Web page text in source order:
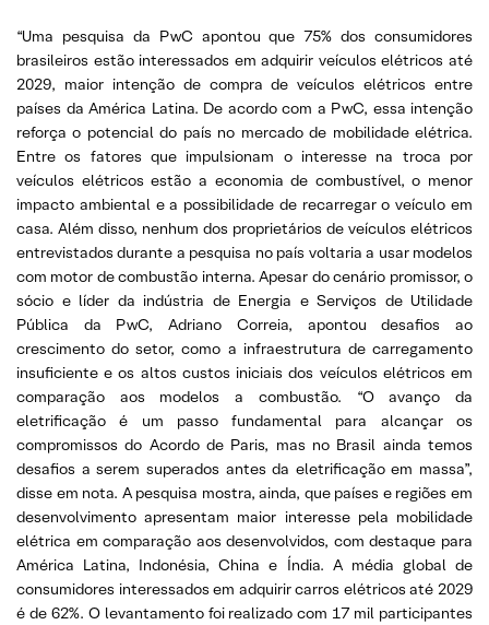
“Uma pesquisa da PwC apontou que 75% dos consumidores
brasileiros estão interessados em adquirir veículos elétricos até
2029, maior intenção de compra de veículos elétricos entre
países da América Latina. De acordo com a PwC, essa intenção
reforça o potencial do país no mercado de mobilidade elétrica.
Entre os fatores que impulsionam o interesse na troca por
veículos elétricos estão a economia de combustível, o menor
impacto ambiental e a possibilidade de recarregar o veículo em
casa. Além disso, nenhum dos proprietários de veículos elétricos
entrevistados durante a pesquisa no país voltaria a usar modelos
com motor de combustão interna. Apesar do cenário promissor, o
sócio e líder da indústria de Energia e Serviços de Utilidade
Pública da PwC, Adriano Correia, apontou desafios ao
crescimento do setor, como a infraestrutura de carregamento
insuficiente e os altos custos iniciais dos veículos elétricos em
comparação aos modelos a combustão. “O avanço da
eletrificação é um passo fundamental para alcançar os
compromissos do Acordo de Paris, mas no Brasil ainda temos
desafios a serem superados antes da eletrificação em massa”,
disse em nota. A pesquisa mostra, ainda, que países e regiões em
desenvolvimento apresentam maior interesse pela mobilidade
elétrica em comparação aos desenvolvidos, com destaque para
América Latina, Indonésia, China e Índia. A média global de
consumidores interessados em adquirir carros elétricos até 2029
é de 62%. O levantamento foi realizado com 17 mil participantes